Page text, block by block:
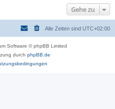
Gehe zu
Alle Zeiten sind UTC+02:00
Software © phpBB Limited
durch phpBB.de